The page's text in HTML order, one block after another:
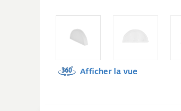
Afficher la vue